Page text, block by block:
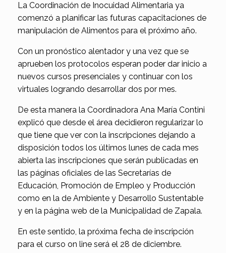
La Coordinación de Inocuidad Alimentaria ya
comenzó a planificar las futuras capacitaciones de
manipulación de Alimentos para el próximo año.
Con un pronóstico alentador y una vez que se
aprueben los protocolos esperan poder dar inicio a
nuevos cursos presenciales y continuar con los
virtuales logrando desarrollar dos por mes.
De esta manera la Coordinadora Ana María Contini
explicó que desde el área decidieron regularizar lo
que tiene que ver con la inscripciones dejando a
disposición todos los últimos lunes de cada mes
abierta las inscripciones que serán publicadas en
las páginas oficiales de las Secretarías de
Educación, Promoción de Empleo y Producción
como en la de Ambiente y Desarrollo Sustentable
y en la página web de la Municipalidad de Zapala.
En este sentido, la próxima fecha de inscripción
para el curso on line será el 28 de diciembre.